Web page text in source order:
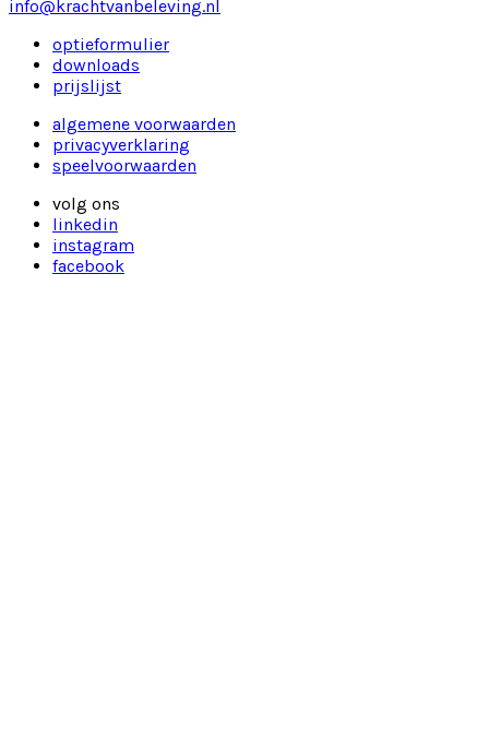
info@krachtvanbeleving.nl
optieformulier
downloads
prijslijst
algemene voorwaarden
privacyverklaring
speelvoorwaarden
volg ons
linkedin
instagram
facebook